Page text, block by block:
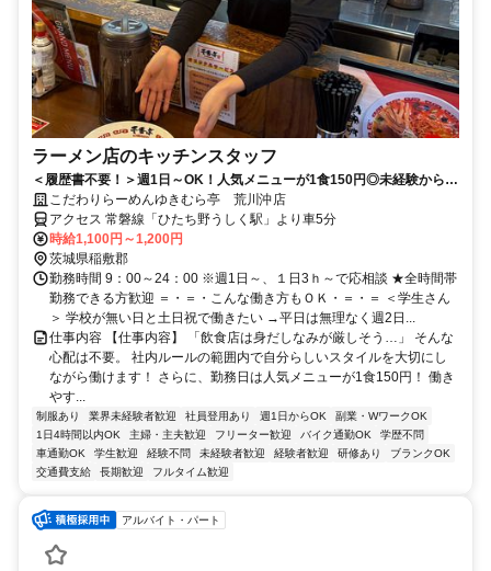
ラーメン店のキッチンスタッフ
＜履歴書不要！＞週1日～OK！人気メニューが1食150円◎未経験から始
められるラーメン店です！
こだわりらーめんゆきむら亭 荒川沖店
アクセス 常磐線「ひたち野うしく駅」より車5分
時給1,100円～1,200円
茨城県稲敷郡
勤務時間 9：00～24：00 ※週1日～、１日3ｈ～で応相談 ★全時間帯
勤務できる方歓迎 ＝・＝・こんな働き方もＯＫ・＝・＝ ＜学生さん
＞ 学校が無い日と土日祝で働きたい →平日は無理なく週2日...
仕事内容 【仕事内容】 「飲食店は身だしなみが厳しそう…」 そんな
心配は不要。 社内ルールの範囲内で自分らしいスタイルを大切にし
ながら働けます！ さらに、勤務日は人気メニューが1食150円！ 働き
やす...
制服あり 業界未経験者歓迎 社員登用あり 週1日からOK
副業・WワークOK
1日4時間以内OK
主婦・主夫歓迎 フリーター歓迎 バイク通勤OK
学歴不問
車通勤OK
学生歓迎 経験不問 未経験者歓迎 経験者歓迎 研修あり
ブランクOK
交通費支給
長期歓迎 フルタイム歓迎
アルバイト・パート